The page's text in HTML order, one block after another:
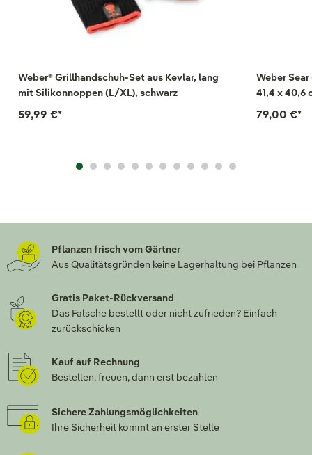
Weber® Grillhandschuh-Set aus Kevlar, lang
mit Silikonnoppen (L/XL), schwarz
59,99 €*
Weber
41,4 x 40,6
79,00 €*
Pflanzen frisch vom Gärtner
Aus Qualitätsgründen keine Lagerhaltung bei Pflanzen
Gratis Paket-Rückversand
Das Falsche bestellt oder nicht zufrieden? Einfach
zurückschicken
Kauf auf Rechnung
Bestellen, freuen, dann erst bezahlen
Sichere Zahlungsmöglichkeiten
Ihre Sicherheit kommt an erster Stelle